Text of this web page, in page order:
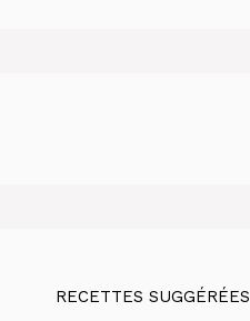
RECETTES SUGGÉRÉES